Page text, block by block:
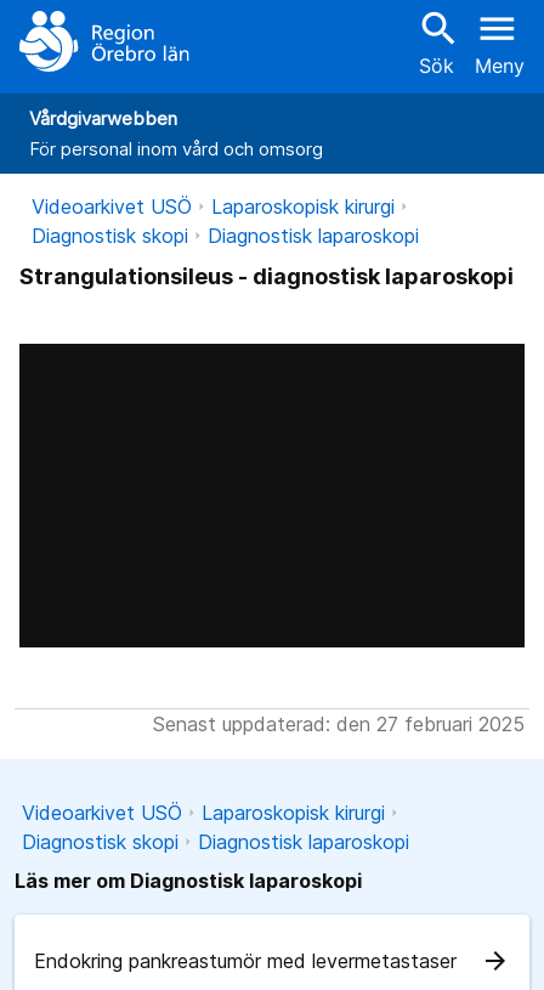
search
Sök
menu
Meny
Vårdgivarwebben
För personal inom vård och omsorg
Videoarkivet USÖ
Laparoskopisk kirurgi
Diagnostisk skopi
Diagnostisk laparoskopi
Strangulationsileus - diagnostisk laparoskopi
Senast uppdaterad: den 27 februari 2025
Videoarkivet USÖ
Laparoskopisk kirurgi
Diagnostisk skopi
Diagnostisk laparoskopi
Läs mer om Diagnostisk laparoskopi
Endokring pankreastumör med levermetastaser arrow_forward